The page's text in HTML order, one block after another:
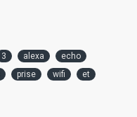
3 alexa
echo
prise wifi
et